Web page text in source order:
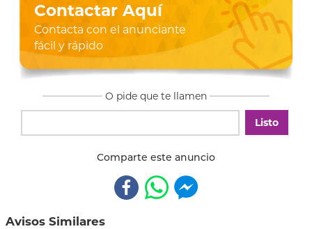
Contactar Aquí
Contacta con el anunciante
fácil y rápido
O pide que te llamen
Listo
Comparte este anuncio
Avisos Similares